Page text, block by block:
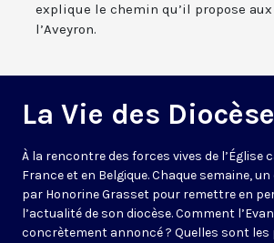
explique le chemin qu’il propose
l’Aveyron.
La Vie des
À la rencontre des forces vives de l’Église
France et en Belgique. Chaque semaine,
par Honorine Grasset pour remettre en
l’actualité de son diocèse. Comment
concrètement annoncé ? Quelles sont les